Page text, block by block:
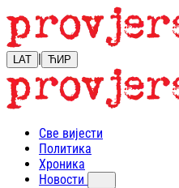
LAT | ЋИР
Све вијести
Политика
Хроника
Новости